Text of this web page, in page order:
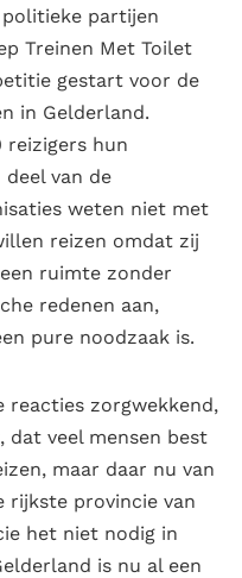
politieke partijen
Treinen Met Toilet
gestart voor de
in Gelderland.
hun
van de
weten niet met
reizen omdat zij
ruimte zonder
redenen aan,
pure noodzaak is.
reacties zorgwekkend,
dat veel mensen best
maar daar nu van
rijkste provincie van
het niet nodig in
is nu al een